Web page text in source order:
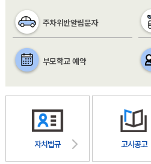
주차위반알림문자
부모학교 예약
자치법규 고시공고